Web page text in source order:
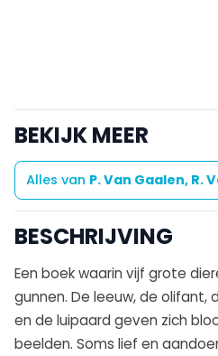
BEKIJK MEER
Alles van P. Van Gaalen, R.
BESCHRIJVING
Een boek waarin vijf grote
gunnen. De leeuw, de olifant,
en de luipaard geven zich
beelden. Soms lief en